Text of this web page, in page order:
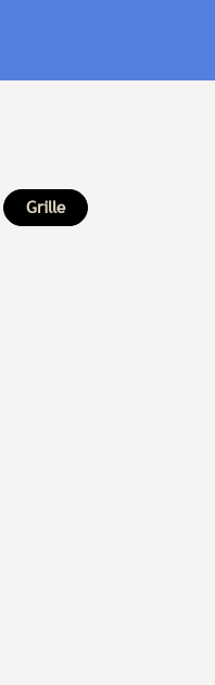
Grille